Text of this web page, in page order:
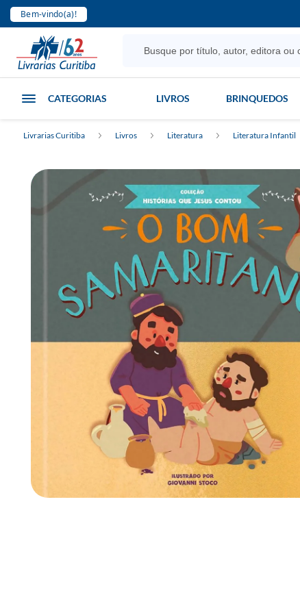
Bem-vindo(a)!
CATEGORIAS LIVROS BRINQUEDOS
Livrarias Curitiba Livros Literatura Literatura Infantil